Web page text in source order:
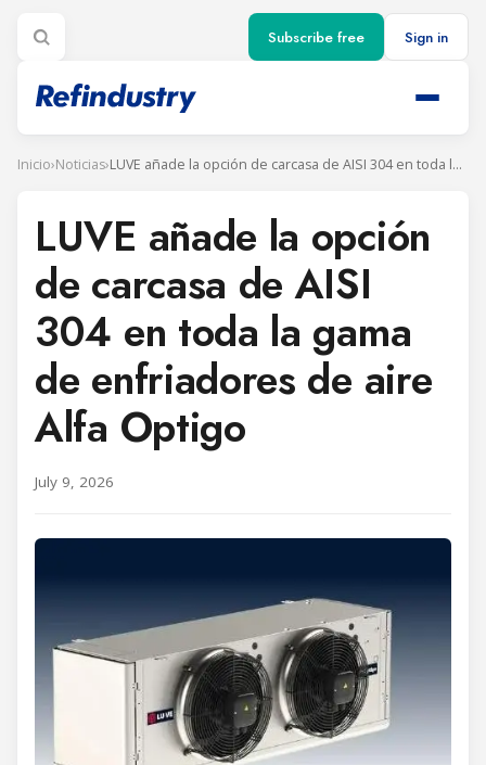
Subscribe free Sign in
Inicio›Noticias› LUVE añade la opción de carcasa de AISI 304 en toda la gama de enfriadores de aire Alfa Optigo
LUVE añade la opción
de carcasa de AISI
304 en toda la gama
de enfriadores de aire
Alfa Optigo
July 9, 2026